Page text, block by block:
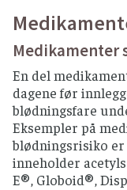
Medikamenter
En del
dagene før
blødningsfare
Eksempler på
blødningsrisiko
inneholder
E®, Globoid®,